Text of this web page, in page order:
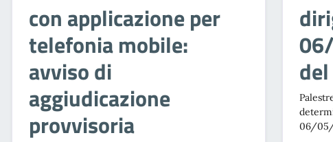
con applicazione per
telefonia mobile:
avviso di
aggiudicazione
provvisoria
06/05/